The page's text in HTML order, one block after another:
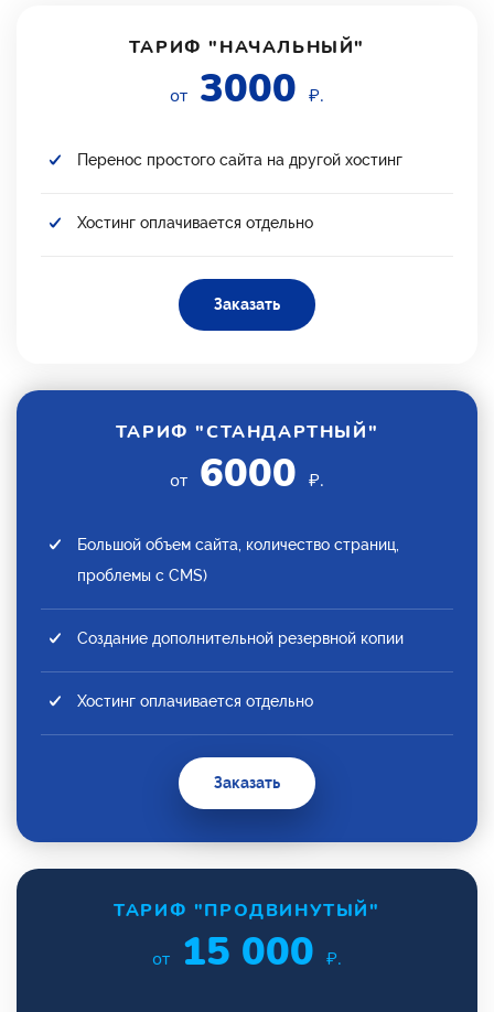
ТАРИФ "НАЧАЛЬНЫЙ"
от 3000 ₽.
Перенос простого сайта на другой хостинг
Хостинг оплачивается отдельно
Заказать
ТАРИФ "СТАНДАРТНЫЙ"
от 6000 ₽.
Большой объем сайта, количество страниц,
проблемы с CMS)
Создание дополнительной резервной копии
Хостинг оплачивается отдельно
Заказать
ТАРИФ "ПРОДВИНУТЫЙ"
от 15 000 ₽.